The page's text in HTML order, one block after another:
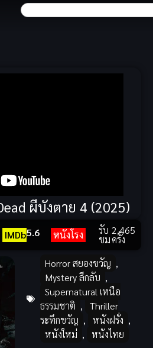
ผีบังตาย 4 (2025)
IMDb5.6 หนังโรง รับ
ชม
2,465
ครั้ง
Horror สยองขวัญ ,
Mystery ลึกลับ ,
Supernatural เหนือ
ธรรมชาติ ,
Thriller
ระทึกขวัญ , หนังฝรั่ง ,
หนังใหม่ , หนังไทย